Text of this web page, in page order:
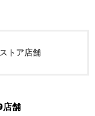
トア店舗
店舗